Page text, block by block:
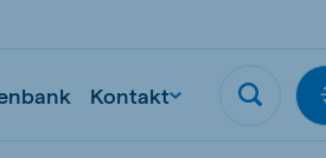
Kontakt